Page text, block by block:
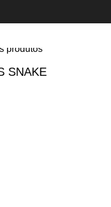
produtos
SNAKE